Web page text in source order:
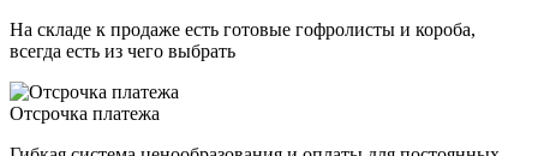
На складе к продаже есть готовые гофролисты и короба,
всегда есть из чего выбрать
Отсрочка платежа